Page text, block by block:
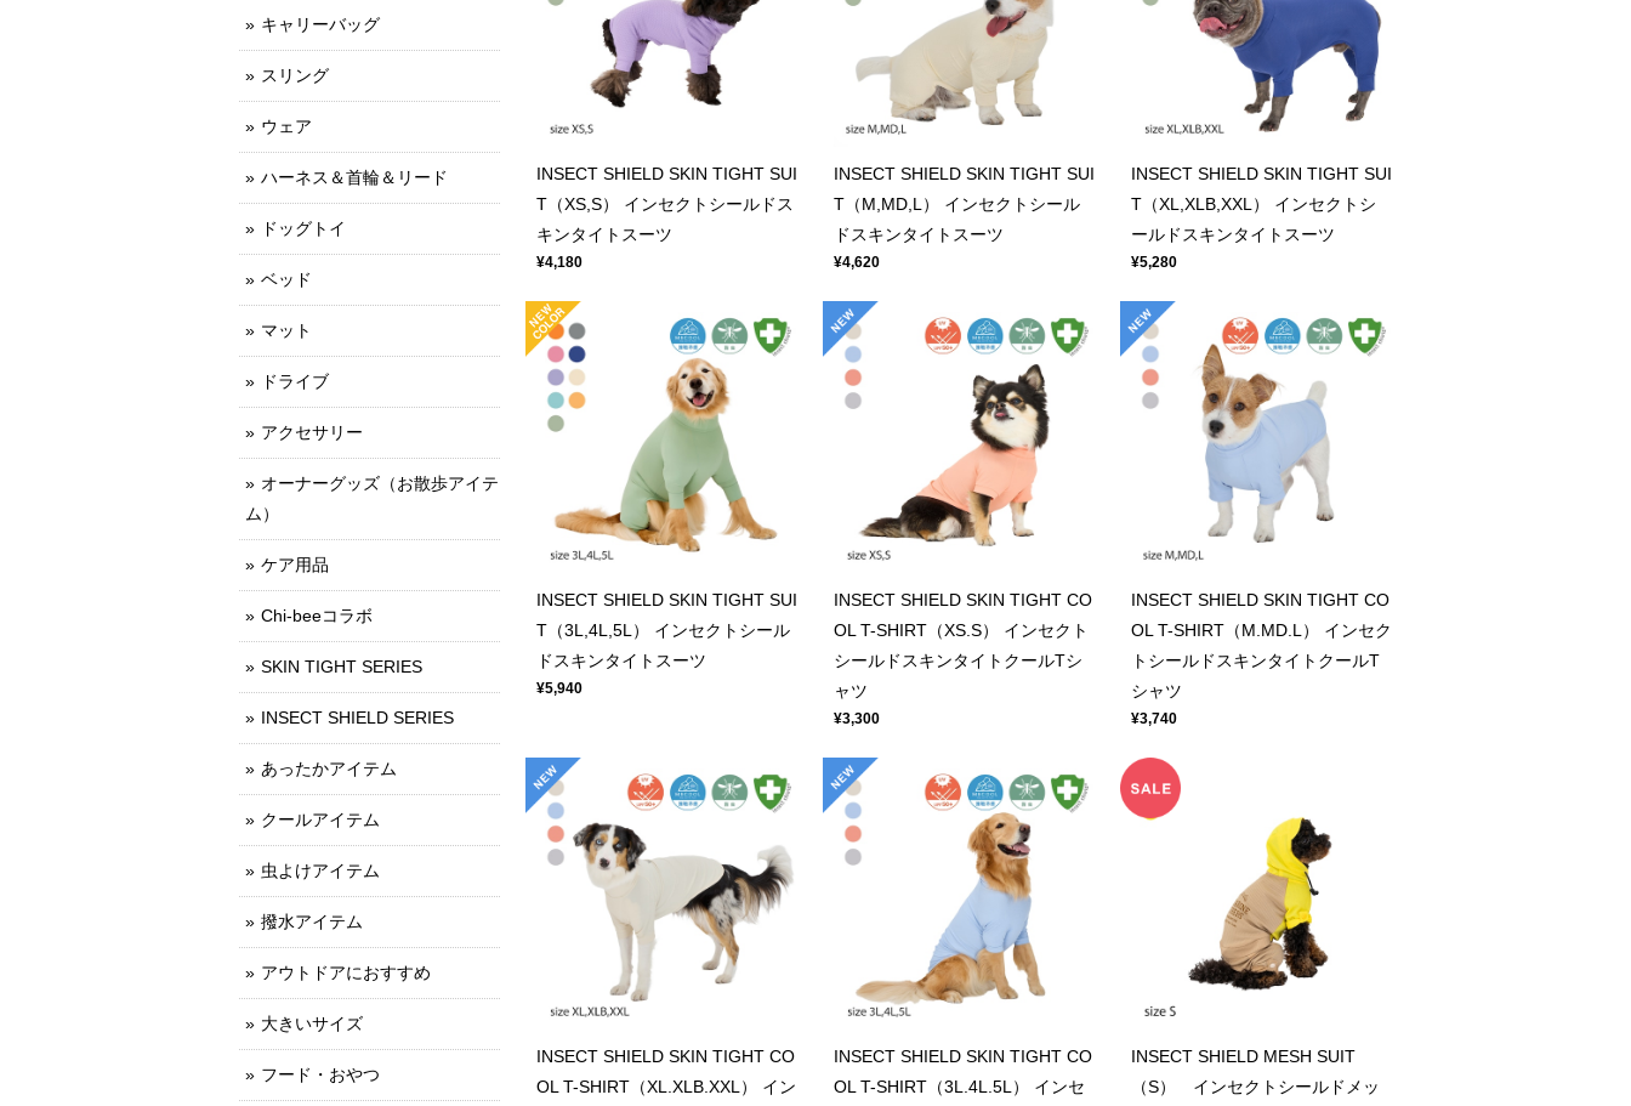
INSECT SHIELD SKIN TIGHT SUI
T（XS,S） インセクトシールドス
キンタイトスーツ
¥4,180
INSECT SHIELD SKIN TIGHT SUI
T（M,MD,L） インセクトシール
ドスキンタイトスーツ
¥4,620
INSECT SHIELD SKIN TIGHT SUI
T（XL,XLB,XXL） インセクトシ
ールドスキンタイトスーツ
¥5,280
INSECT SHIELD SKIN TIGHT SUI
T（3L,4L,5L） インセクトシール
ドスキンタイトスーツ
¥5,940
INSECT SHIELD SKIN TIGHT CO
OL T-SHIRT（XS.S） インセクト
シールドスキンタイトクールTシ
ャツ
¥3,300
INSECT SHIELD SKIN TIGHT CO
OL T-SHIRT（M.MD.L） インセク
トシールドスキンタイトクールT
シャツ
¥3,740
INSECT SHIELD SKIN TIGHT CO
OL T-SHIRT（XL.XLB.XXL） イン
INSECT SHIELD SKIN TIGHT CO
OL T-SHIRT（3L.4L.5L） インセ
INSECT SHIELD MESH SUIT
（S） インセクトシールドメッ
キャリーバッグ
スリング
ウェア
ハーネス＆首輪＆リード
ドッグトイ
ベッド
マット
ドライブ
アクセサリー
オーナーグッズ（お散歩アイテ
ム）
ケア用品
Chi-beeコラボ
SKIN TIGHT SERIES
INSECT SHIELD SERIES
あったかアイテム
クールアイテム
虫よけアイテム
撥水アイテム
アウトドアにおすすめ
大きいサイズ
フード・おやつ